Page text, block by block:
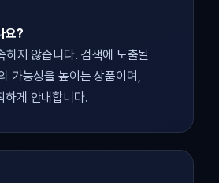
요?
하지 않습니다. 검색에 노출될
가능성을 높이는 상품이며,
하게 안내합니다.